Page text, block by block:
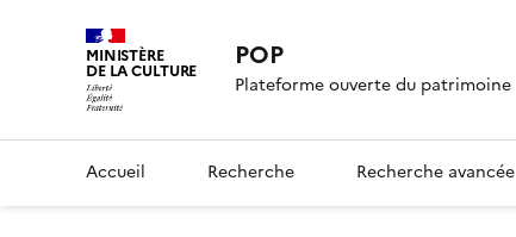
MINISTÈRE
DE LA CULTURE POP
Plateforme ouverte du patrimoine
Accueil Recherche Recherche avancée